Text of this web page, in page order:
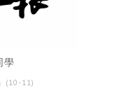
學
(10-11)